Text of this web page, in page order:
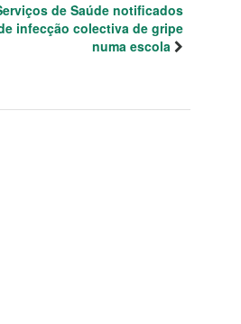
de Saúde notificados
infecção colectiva de gripe
numa escola